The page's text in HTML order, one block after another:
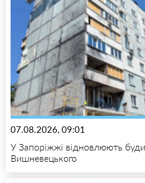
07.08.2026, 09:01
У Запоріжжі відновлюють
Вишневецького